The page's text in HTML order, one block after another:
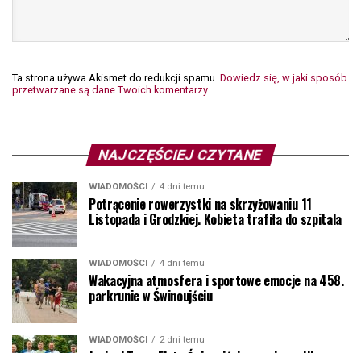
Ta strona używa Akismet do redukcji spamu. Dowiedz się, w jaki sposób
przetwarzane są dane Twoich komentarzy.
NAJCZĘŚCIEJ CZYTANE
WIADOMOŚCI 4 dni temu
Potrącenie rowerzystki na skrzyżowaniu 11
Listopada i Grodzkiej. Kobieta trafiła do szpitala
WIADOMOŚCI 4 dni temu
Wakacyjna atmosfera i sportowe emocje na 458.
parkrunie w Świnoujściu
WIADOMOŚCI 2 dni temu